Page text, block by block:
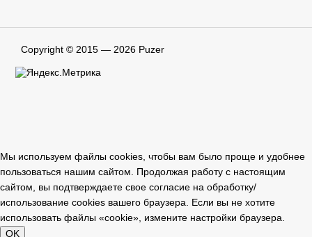
Copyright © 2015 — 2026 Puzer
Мы используем файлы cookies, чтобы вам было проще и удобнее
пользоваться нашим сайтом. Продолжая работу с настоящим
сайтом, вы подтверждаете свое согласие на обработку/
использование cookies вашего браузера. Если вы не хотите
использовать файлы «cookie», измените настройки браузера.
OK